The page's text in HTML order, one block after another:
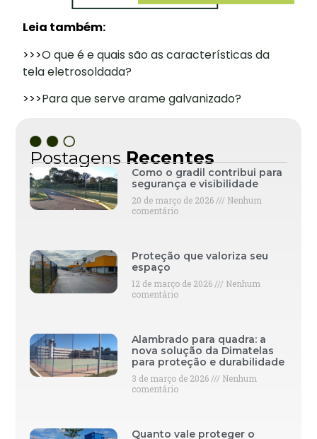
Leia também:
>>>O que é e quais são as características da
tela eletrosoldada?
>>>Para que serve arame galvanizado?
PostagensRecentes
Como o gradil contribui para
segurança e visibilidade
20 de março de 2026
Nenhum
comentário
Proteção que valoriza seu
espaço
12 de março de 2026
Nenhum
comentário
Alambrado para quadra: a
nova solução da Dimatelas
para proteção e durabilidade
3 de março de 2026
Nenhum
comentário
Quanto vale proteger o